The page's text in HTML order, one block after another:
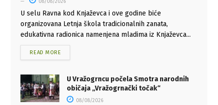
08/08/2026
U selu Ravna kod Knjaževca i ove godine biće
organizovana Letnja škola tradicionalnih zanata,
edukativna radionica namenjena mladima iz Knjaževca...
READ MORE
U Vražogrncu počela Smotra narodnih
običaja „Vražogrnački točak“
08/08/2026